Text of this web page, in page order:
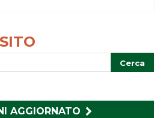
AGGIORNATO